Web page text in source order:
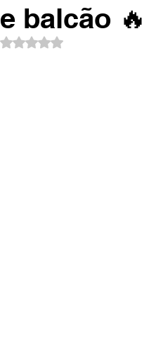
e balcão 🔥
Avaliado com NaN de 5